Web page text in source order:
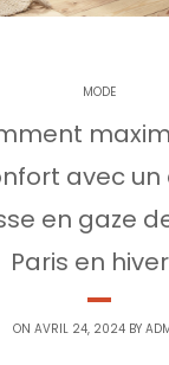
MODE
avec un
en gaze
Paris en
ON AVRIL 24, 2024 BY